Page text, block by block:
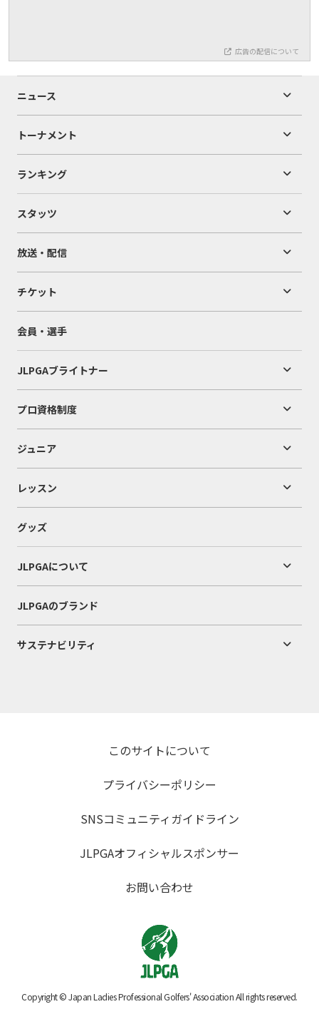
広告の配信について
ニュース
トーナメント
ランキング
スタッツ
放送・配信
チケット
会員・選手
JLPGAブライトナー
プロ資格制度
ジュニア
レッスン
グッズ
JLPGAについて
JLPGAのブランド
サステナビリティ
このサイトについて
プライバシーポリシー
SNSコミュニティガイドライン
JLPGAオフィシャルスポンサー
お問い合わせ
Copyright © Japan Ladies Professional Golfers' Association All rights reserved.